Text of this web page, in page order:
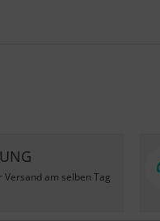
Versand am selben Tag